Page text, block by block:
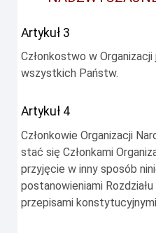
Artykuł 3
Członkostwo w
wszystkich Państw.
Artykuł 4
Członkowie Organizacji
stać się Członkami
przyjęcie w inny sposób
postanowieniami
przepisami